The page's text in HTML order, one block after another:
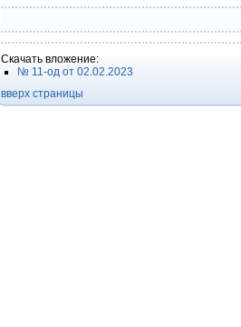
Скачать вложение:
№ 11-од от 02.02.2023
вверх страницы